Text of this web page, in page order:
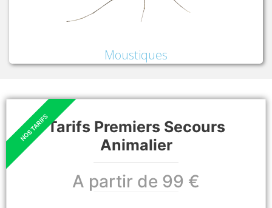
Moustiques
Tarifs Premiers Secours
Animalier
A partir de 99 €